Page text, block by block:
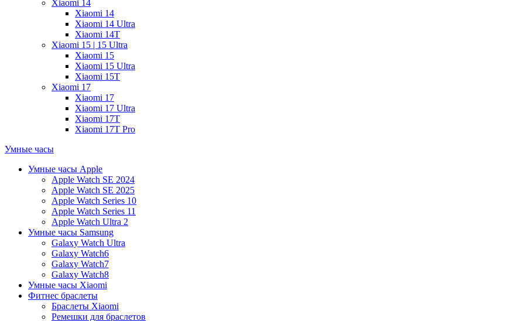
Xiaomi 14
Xiaomi 14
Xiaomi 14 Ultra
Xiaomi 14T
Xiaomi 15 | 15 Ultra
Xiaomi 15
Xiaomi 15 Ultra
Xiaomi 15T
Xiaomi 17
Xiaomi 17
Xiaomi 17 Ultra
Xiaomi 17T
Xiaomi 17T Pro
Умные часы
Умные часы Apple
Apple Watch SE 2024
Apple Watch SE 2025
Apple Watch Series 10
Apple Watch Series 11
Apple Watch Ultra 2
Умные часы Samsung
Galaxy Watch Ultra
Galaxy Watch6
Galaxy Watch7
Galaxy Watch8
Умные часы Xiaomi
Фитнес браслеты
Браслеты Xiaomi
Ремешки для браслетов